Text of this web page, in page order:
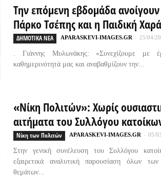
Την επόμενη εβδομάδα ανοίγουν
Πάρκο Τσέπης και η Παιδική
ΔΗΜΟΤΙΚΑ ΝΕΑ APARASKEVI-IMAGES.GR - 25/04/
. Γιάννης Μυλωνάκης: «Συνεχίζουμε με
καθημερινότητά μας και αναβαθμίζουν την...
«Νίκη Πολιτών»: Χωρίς
αιτήματα του Συλλόγου
Νίκη των Πολιτών APARASKEVI-IMAGES.GR - 05/
Στην γενική συνέλευση του Συλλόγου
εξαιρετικά αναλυτική παρουσίαση όλων
θεμάτων...